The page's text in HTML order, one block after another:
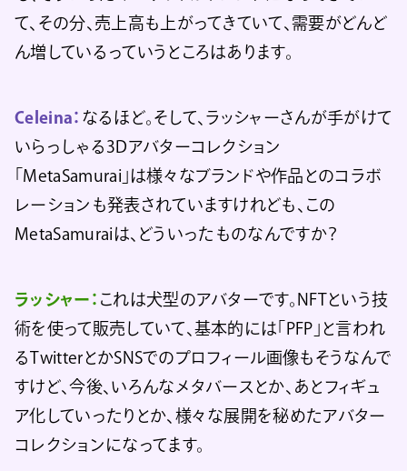
て、その分、売上高も上がってきていて、需要がどんど
ん増しているっていうところはあります。
Celeina： なるほど。そして、ラッシャーさんが手がけて
いらっしゃる3Dアバターコレクション
「MetaSamurai」は様々なブランドや作品とのコラボ
レーションも発表されていますけれども、この
MetaSamuraiは、どういったものなんですか？
ラッシャー： これは犬型のアバターです。NFTという技
術を使って販売していて、基本的には「PFP」と言われ
るTwitterとかSNSでのプロフィール画像もそうなんで
すけど、今後、いろんなメタバースとか、あとフィギュ
ア化していったりとか、様々な展開を秘めたアバター
コレクションになってます。